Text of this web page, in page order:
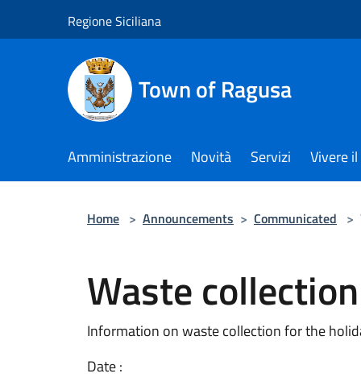
Regione Siciliana
Town of Ragusa
Amministrazione Novità Servizi Vivere
Home > Announcements > Communicated >
Waste
Information on waste collection for the
Date :